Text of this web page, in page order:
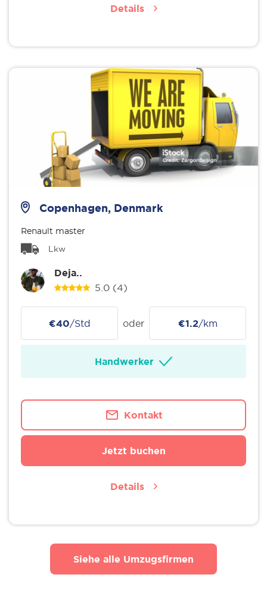
Details
Copenhagen, Denmark
Renault master
Lkw
Deja..
5.0 (4)
€40/Std oder €1.2/km
Handwerker
Kontakt
Jetzt buchen
Details
Siehe alle Umzugsfirmen